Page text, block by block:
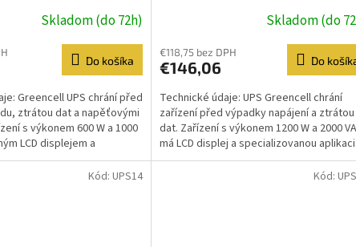
Skladom (do 72h)
Do košíka
Greencell UPS chrání před
ztrátou dat a napěťovými
s výkonem 600 W a 1000
LCD displejem a
Skladom (do
€118,75 bez DPH
€146,06 Do
Technické údaje: UPS Greencell chrání
zařízení před výpadky napájení a ztrátou
dat. Zařízení s výkonem 1200 W a 2000 VA
má LCD displej a specializovanou aplikaci.
Napájecí zdroj...
Kód: UPS14 Kód: